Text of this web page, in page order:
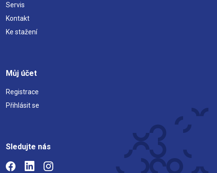
Servis
Kontakt
Ke stažení
Můj účet
Registrace
Přihlásit se
Sledujte nás